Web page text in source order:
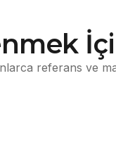
referans ve